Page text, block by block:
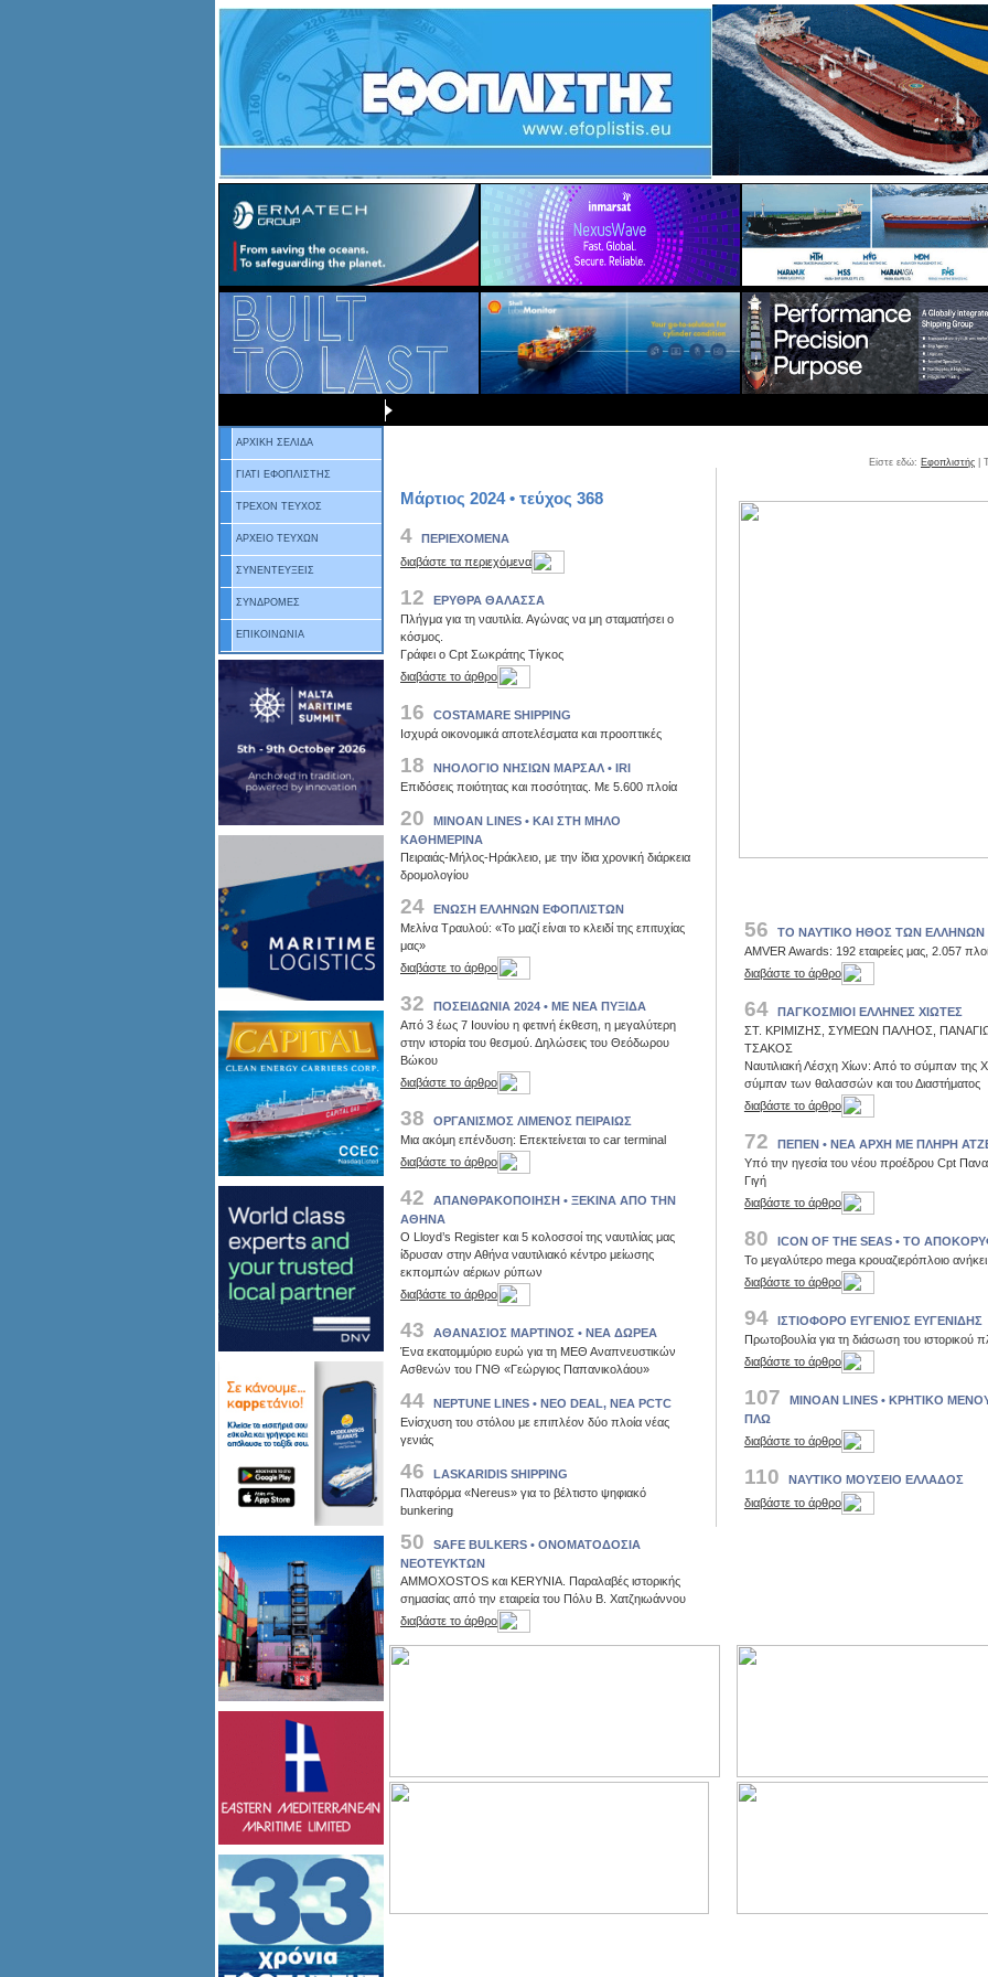
ΑΡΧΙΚΗ ΣΕΛΙΔΑ
ΓΙΑΤΙ ΕΦΟΠΛΙΣΤΗΣ
ΤΡΕΧΟΝ ΤΕΥΧΟΣ
ΑΡΧΕΙΟ ΤΕΥΧΩΝ
ΣΥΝΕΝΤΕΥΞΕΙΣ
ΣΥΝΔΡΟΜΕΣ
ΕΠΙΚΟΙΝΩΝΙΑ
Είστε εδώ: Εφοπλιστής |
Μάρτιος 2024 • τεύχος 368
4
ΠΕΡΙΕΧΟΜΕΝΑ
διαβάστε τα περιεχόμενα
12
ΕΡΥΘΡΑ ΘΑΛΑΣΣΑ
Πλήγμα για τη ναυτιλία. Αγώνας να μη σταματήσει ο
κόσμος.
Γράφει ο Cpt Σωκράτης Τίγκος
διαβάστε το άρθρο
16
COSTAMARE SHIPPING
Ισχυρά οικονομικά αποτελέσματα και προοπτικές
18
ΝΗΟΛΟΓΙΟ ΝΗΣΙΩN ΜΑΡΣΑΛ • IRI
Επιδόσεις ποιότητας και ποσότητας. Με 5.600 πλοία
20
MINOAN LINES • ΚΑΙ ΣΤΗ ΜΗΛΟ
ΚΑΘΗΜΕΡΙΝΑ
Πειραιάς-Μήλος-Ηράκλειο, με την ίδια χρονική διάρκεια
δρομολογίου
24
ΕΝΩΣΗ ΕΛΛΗΝΩΝ ΕΦΟΠΛΙΣΤΩΝ
Μελίνα Τραυλού: «Το μαζί είναι το κλειδί της επιτυχίας
μας»
διαβάστε το άρθρο
32
ΠΟΣΕΙΔΩΝΙΑ 2024 • ΜΕ ΝΕΑ ΠΥΞΙΔΑ
Από 3 έως 7 Ιουνίου η φετινή έκθεση, η μεγαλύτερη
στην ιστορία του θεσμού. Δηλώσεις του Θεόδωρου
Βώκου
διαβάστε το άρθρο
38
ΟΡΓΑΝΙΣΜΟΣ ΛΙΜΕΝΟΣ ΠΕΙΡΑΙΩΣ
Μια ακόμη επένδυση: Επεκτείνεται το car terminal
διαβάστε το άρθρο
42
ΑΠΑΝΘΡΑΚΟΠΟΙΗΣΗ • ΞΕΚΙΝΑ ΑΠΟ ΤΗΝ
ΑΘΗΝΑ
Ο Lloyd’s Register και 5 κολοσσοί της ναυτιλίας μας
ίδρυσαν στην Αθήνα ναυτιλιακό κέντρο μείωσης
εκπομπών αέριων ρύπων
διαβάστε το άρθρο
43
ΑΘΑΝΑΣΙΟΣ ΜΑΡΤΙΝΟΣ • ΝΕΑ ΔΩΡΕΑ
Ένα εκατομμύριο ευρώ για τη ΜΕΘ Αναπνευστικών
Ασθενών του ΓΝΘ «Γεώργιος Παπανικολάου»
44
NEPTUNE LINES • ΝΕΟ DEAL, ΝΕΑ PCTC
Ενίσχυση του στόλου με επιπλέον δύο πλοία νέας
γενιάς
46
LASKARIDIS SHIPPING
Πλατφόρμα «Nereus» για το βέλτιστο ψηφιακό
bunkering
50
SAFE BULKERS • ΟΝΟΜΑΤΟΔΟΣΙΑ
ΝΕΟΤΕΥΚΤΩΝ
ΑMMOXOSTOS και KERYNΙΑ. Παραλαβές ιστορικής
σημασίας από την εταιρεία του Πόλυ Β. Χατζηιωάννου
διαβάστε το άρθρο
56
ΤΟ ΝΑΥΤΙΚΟ ΗΘΟΣ ΤΩΝ ΕΛΛΗΝΩΝ
AMVER Awards: 192 εταιρείες μας, 2.057
διαβάστε το άρθρο
64
ΠΑΓΚΟΣΜΙΟΙ ΕΛΛΗΝΕΣ ΧΙΩΤΕΣ
ΣΤ. ΚΡΙΜΙΖΗΣ, ΣΥΜΕΩΝ ΠΑΛΗΟΣ,
ΤΣΑΚΟΣ
Ναυτιλιακή Λέσχη Χίων: Από το σύμπαν της
σύμπαν των θαλασσών και του Διαστήματος
διαβάστε το άρθρο
72
ΠΕΠΕΝ • ΝΕΑ ΑΡΧΗ ΜΕ ΠΛΗΡΗ
Υπό την ηγεσία του νέου προέδρου Cpt
Γιγή
διαβάστε το άρθρο
80
ICON OF THE SEAS • ΤΟ
Το μεγαλύτερο mega κρουαζιερόπλοιο
διαβάστε το άρθρο
94
ΙΣΤΙΟΦΟΡΟ ΕΥΓΕΝΙΟΣ ΕΥΓΕΝΙΔΗΣ
Πρωτοβουλία για τη διάσωση του ιστορικού
διαβάστε το άρθρο
107
MINOAN LINES • ΚΡΗΤΙΚΟ
ΠΛΩ
διαβάστε το άρθρο
110
ΝΑΥΤΙΚΟ ΜΟΥΣΕΙΟ ΕΛΛΑΔΟΣ
διαβάστε το άρθρο